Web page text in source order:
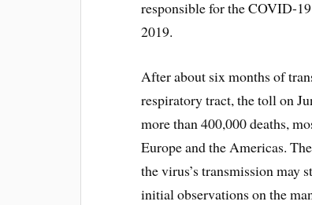
responsible for the COVID-
2019.
After about six months of
respiratory tract, the toll on
more than 400,000 deaths,
Europe and the Americas.
the virus’s transmission may
initial observations on the